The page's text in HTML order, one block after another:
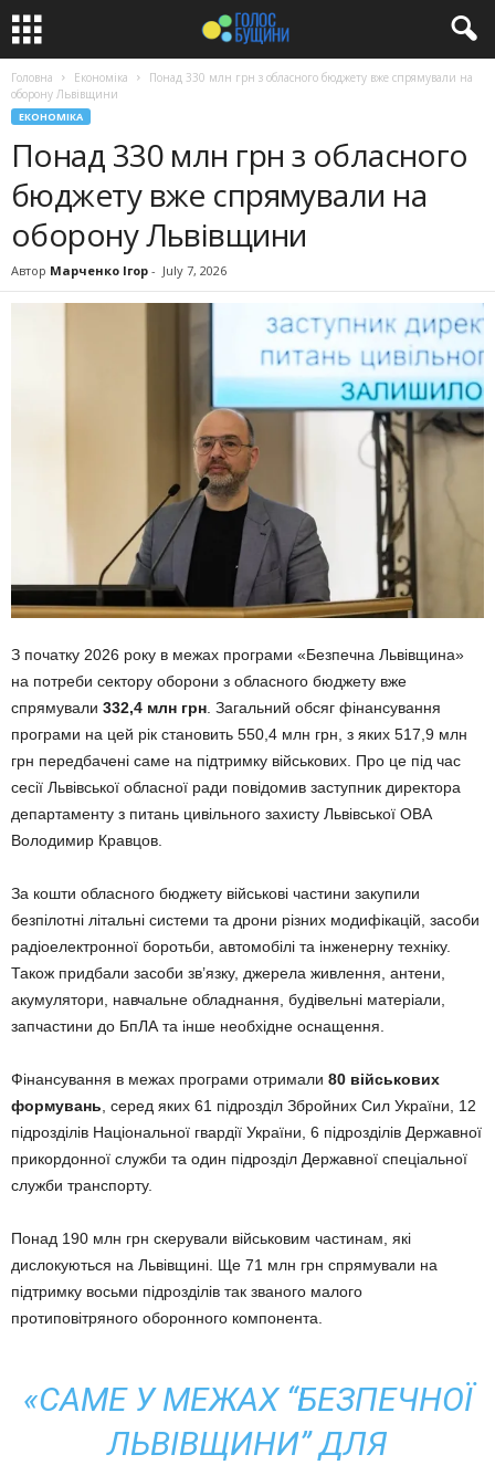
Головна Економіка
Понад 330 млн грн з обласного бюджету вже спрямували на
оборону Львівщини
ЕКОНОМІКА
Понад 330 млн грн з обласного
бюджету вже спрямували на
оборону Львівщини
Автор Марченко Ігор - July 7, 2026
З початку 2026 року в межах програми «Безпечна Львівщина»
на потреби сектору оборони з обласного бюджету вже
спрямували 332,4 млн грн. Загальний обсяг фінансування
програми на цей рік становить 550,4 млн грн, з яких 517,9 млн
грн передбачені саме на підтримку військових. Про це під час
сесії Львівської обласної ради повідомив заступник директора
департаменту з питань цивільного захисту Львівської ОВА
Володимир Кравцов.
За кошти обласного бюджету військові частини закупили
безпілотні літальні системи та дрони різних модифікацій, засоби
радіоелектронної боротьби, автомобілі та інженерну техніку.
Також придбали засоби зв’язку, джерела живлення, антени,
акумулятори, навчальне обладнання, будівельні матеріали,
запчастини до БпЛА та інше необхідне оснащення.
Фінансування в межах програми отримали 80 військових
формувань, серед яких 61 підрозділ Збройних Сил України, 12
підрозділів Національної гвардії України, 6 підрозділів Державної
прикордонної служби та один підрозділ Державної спеціальної
служби транспорту.
Понад 190 млн грн скерували військовим частинам, які
дислокуються на Львівщині. Ще 71 млн грн спрямували на
підтримку восьми підрозділів так званого малого
протиповітряного оборонного компонента.
«САМЕ У МЕЖАХ “БЕЗПЕЧНОЇ
ЛЬВІВЩИНИ” ДЛЯ